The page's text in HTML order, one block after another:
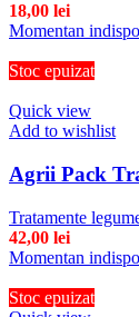
18,00 lei
Momentan
Stoc epuizat
Quick view
Add to wishlist
Agrii Pack
Tratamente
42,00 lei
Momentan
Stoc epuizat